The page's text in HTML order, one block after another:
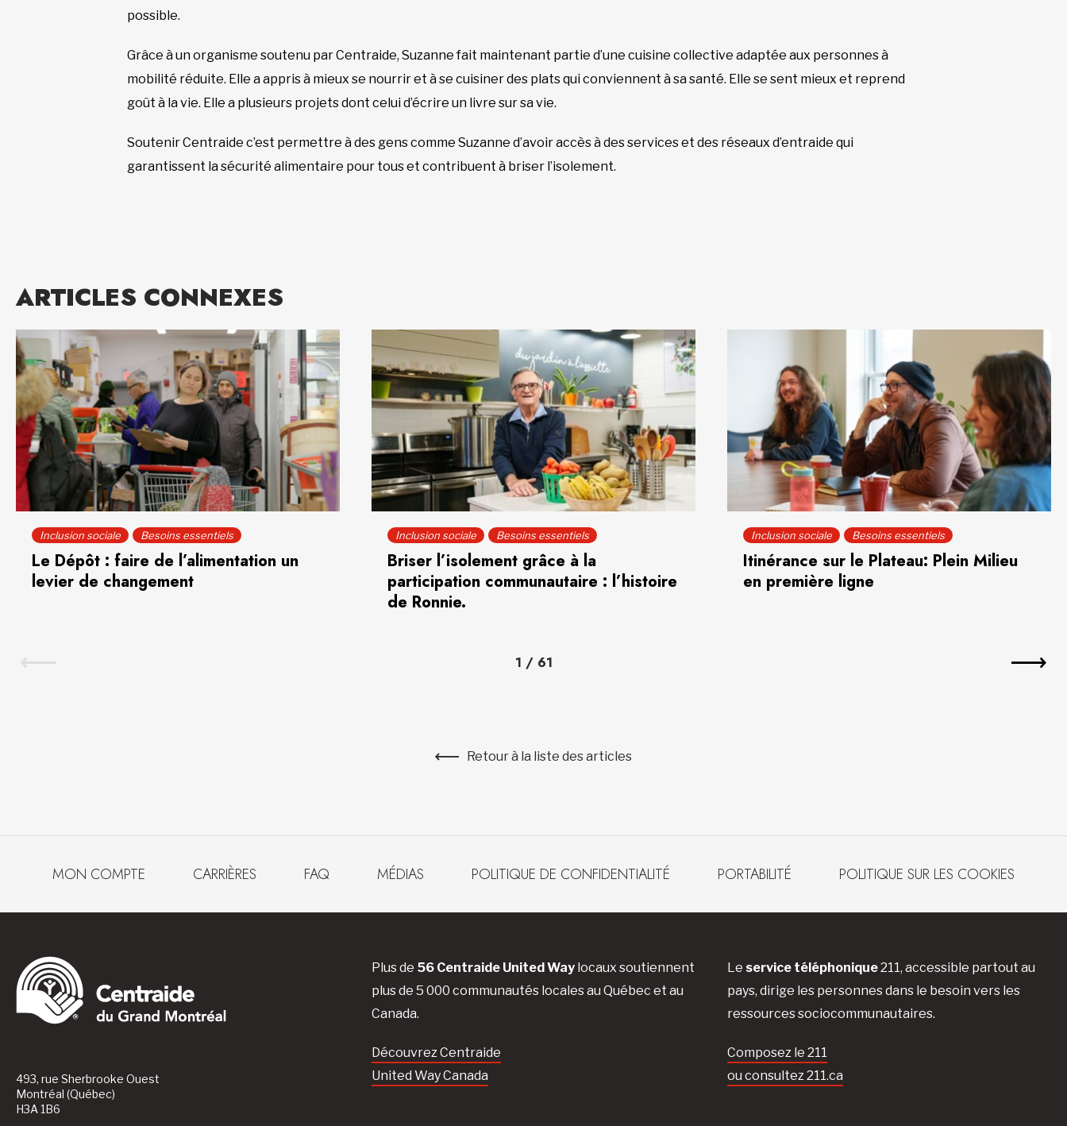
possible.
Grâce à un organisme soutenu par Centraide, Suzanne fait maintenant partie d’une cuisine collective adaptée aux personnes à
mobilité réduite. Elle a appris à mieux se nourrir et à se cuisiner des plats qui conviennent à sa santé. Elle se sent mieux et reprend
goût à la vie. Elle a plusieurs projets dont celui d’écrire un livre sur sa vie.
Soutenir Centraide c’est permettre à des gens comme Suzanne d’avoir accès à des services et des réseaux d’entraide qui
garantissent la sécurité alimentaire pour tous et contribuent à briser l’isolement.
ARTICLES CONNEXES
Inclusion sociale Besoins essentiels
Le Dépôt : faire de l’alimentation un
levier de changement
Inclusion sociale Besoins essentiels
Briser l’isolement grâce à la
participation communautaire : l’histoire
de Ronnie.
Inclusion sociale Besoins essentiels
Itinérance sur le Plateau: Plein Milieu
en première ligne
1 / 61
Retour à la liste des articles
MON COMPTE CARRIÈRES FAQ MÉDIAS POLITIQUE DE CONFIDENTIALITÉ PORTABILITÉ POLITIQUE SUR LES COOKIES
493, rue Sherbrooke Ouest
Montréal (Québec)
H3A 1B6
Plus de 56 Centraide United Waylocaux soutiennent
plus de 5 000 communautés locales au Québec et au
Canada.
Découvrez Centraide
United Way Canada
Le service téléphonique211, accessible partout au
pays, dirige les personnes dans le besoin vers les
ressources sociocommunautaires.
Composez le 211
ou consultez 211.ca